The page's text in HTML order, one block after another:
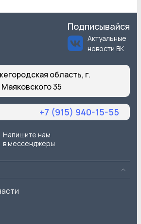
Подписывайся
Актуальные
новости ВК
область, г.
35
+7 (915) 940-15-55
Напишите нам
в мессенджеры